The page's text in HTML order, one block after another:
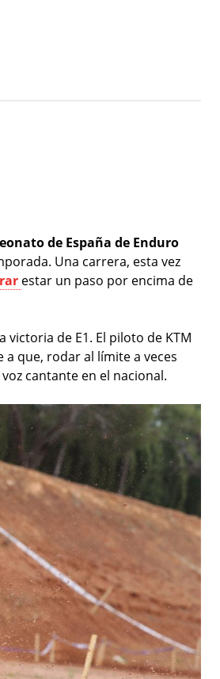
de España de Enduro
Una carrera, esta vez
estar un paso por encima de
victoria de E1. El piloto de KTM
que, rodar al límite a veces
cantante en el nacional.